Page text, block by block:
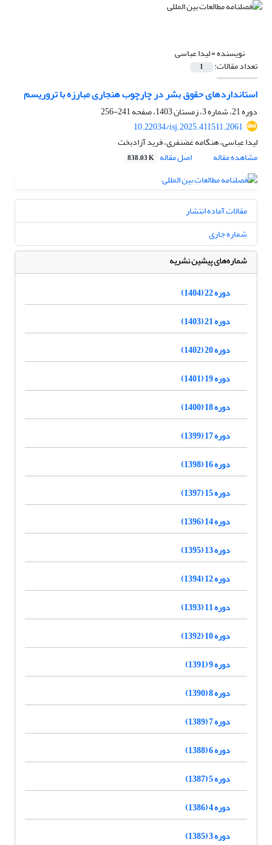
نویسنده =لیدا عباسی
تعداد مقالات: 1
استانداردهای حقوق بشر در چارچوب هنجاری مبارزه با تروریسم
دوره 21، شماره 3، زمستان 1403، صفحه
241-256
10.22034/isj.2025.411511.2061
لیدا عباسی، هنگامه غضنفری، فرید آزادبخت
مشاهده مقاله
اصل مقاله 838.03 K
مقالات آماده انتشار
شماره جاری
شماره‌های پیشین نشریه
دوره 22 (1404)
دوره 21 (1403)
دوره 20 (1402)
دوره 19 (1401)
دوره 18 (1400)
دوره 17 (1399)
دوره 16 (1398)
دوره 15 (1397)
دوره 14 (1396)
دوره 13 (1395)
دوره 12 (1394)
دوره 11 (1393)
دوره 10 (1392)
دوره 9 (1391)
دوره 8 (1390)
دوره 7 (1389)
دوره 6 (1388)
دوره 5 (1387)
دوره 4 (1386)
دوره 3 (1385)